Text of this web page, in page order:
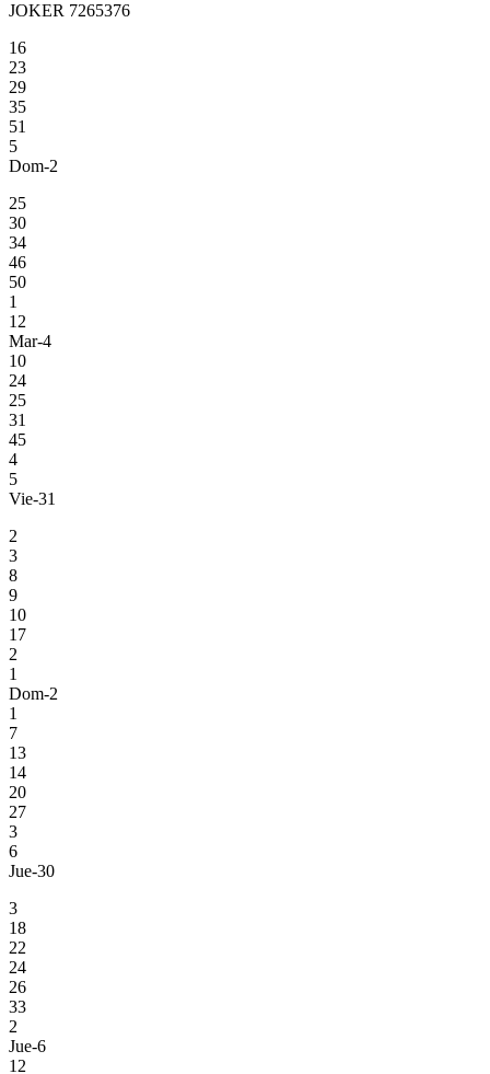
JOKER 7265376
16
23
29
35
51
5
Dom-2
25
30
34
46
50
1
12
Mar-4
10
24
25
31
45
4
5
Vie-31
2
3
8
9
10
17
2
1
Dom-2
1
7
13
14
20
27
3
6
Jue-30
3
18
22
24
26
33
2
Jue-6
12